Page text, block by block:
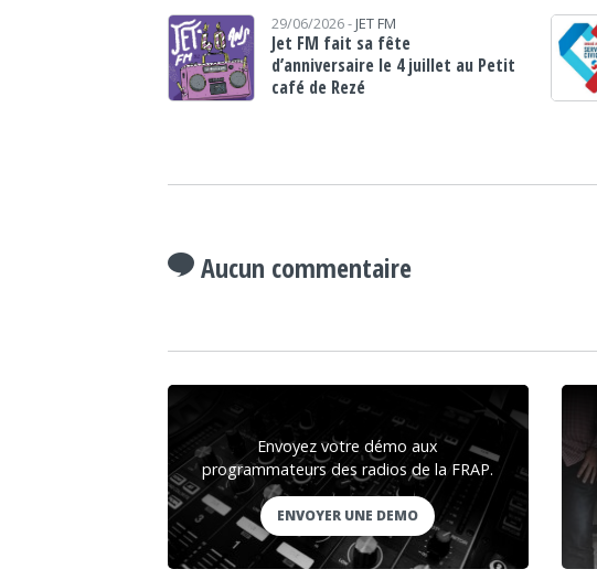
29/06/2026 - JET FM
Jet FM fait sa fête
d’anniversaire le 4 juillet au Petit
café de Rezé
Aucun commentaire
Envoyez votre démo aux
programmateurs des radios de la FRAP.
ENVOYER UNE DEMO